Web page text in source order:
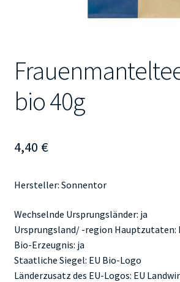
bio 40g
4,40 €
Hersteller: Sonnentor
Wechselnde Ursprungsländer: ja
Ursprungsland/ -region Hauptzutaten:
Bio-Erzeugnis: ja
Staatliche Siegel: EU Bio-Logo
Länderzusatz des EU-Logos: EU